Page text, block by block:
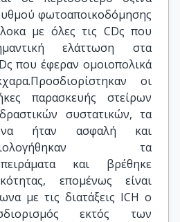
φωτοαποικοδόμησης
με όλες τις CDς που
ελάττωση στα
που έφεραν ομοιοπολικά
οι
παρασκευής στείρων
συστατικών, τα
ήταν ασφαλή και
τα
πειράματα και βρέθηκε
επομένως είναι
με τις διατάξεις ICH ο
εκτός των